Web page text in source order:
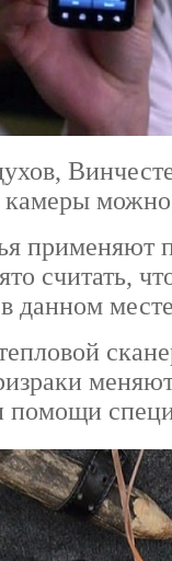
камеры
применяют
считать,
данном